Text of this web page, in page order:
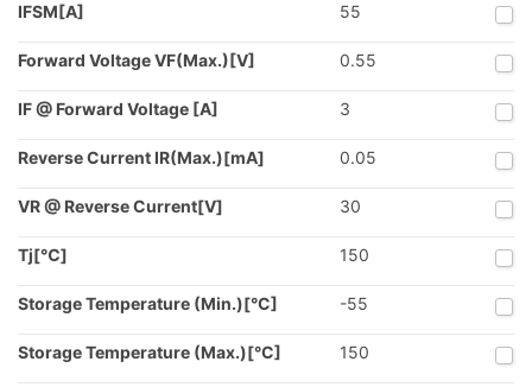
IFSM[A] 55
Forward Voltage VF(Max.)[V] 0.55
IF @ Forward Voltage [A] 3
Reverse Current IR(Max.)[mA] 0.05
VR @ Reverse Current[V] 30
Tj[℃] 150
Storage Temperature (Min.)[°C] -55
Storage Temperature (Max.)[°C] 150